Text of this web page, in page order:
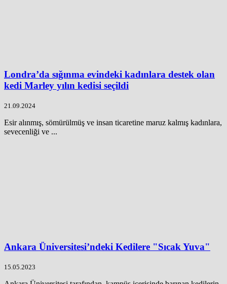
Londra’da sığınma evindeki kadınlara destek olan
kedi Marley yılın kedisi seçildi
21.09.2024
Esir alınmış, sömürülmüş ve insan ticaretine maruz kalmış kadınlara,
sevecenliği ve ...
Ankara Üniversitesi’ndeki Kedilere "Sıcak Yuva"
15.05.2023